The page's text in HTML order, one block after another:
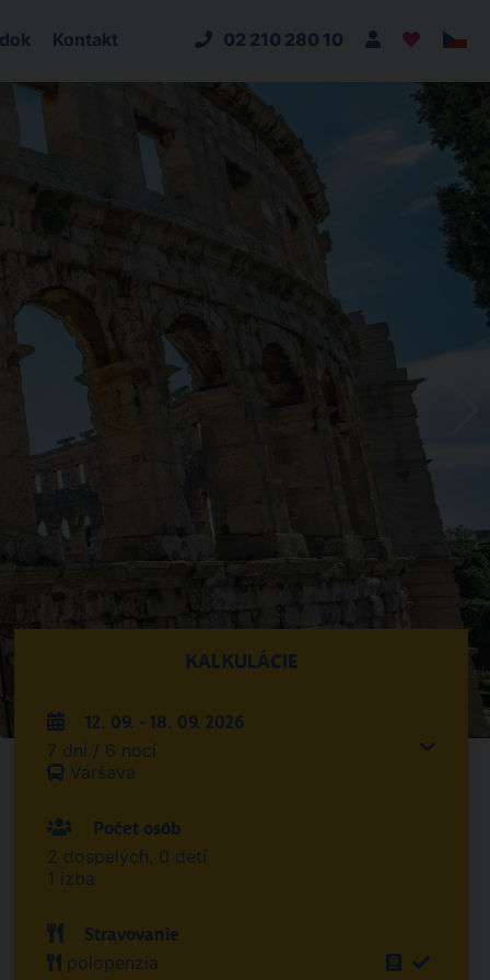
Kontakt 02 210 280 10
KALKULÁCIE
12. 09. - 18. 09. 2026
7 dní / 6 nocí
Varšava
Počet osôb
2 dospelých, 0 detí
1 izba
Stravovanie
polopenzia